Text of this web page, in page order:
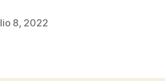
8, 2022